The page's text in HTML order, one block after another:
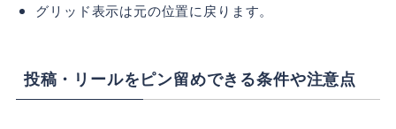
グリッド表示は元の位置に戻ります。
投稿・リールをピン留めできる条件や注意点